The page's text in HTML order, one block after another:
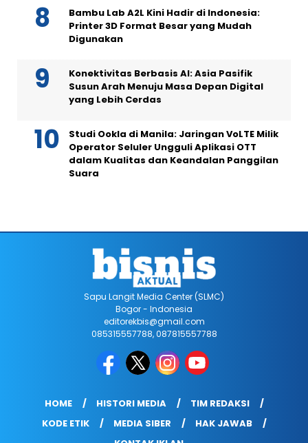
Bambu Lab A2L Kini Hadir di Indonesia:
Printer 3D Format Besar yang Mudah
Digunakan
Konektivitas Berbasis AI: Asia Pasifik
Susun Arah Menuju Masa Depan Digital
yang Lebih Cerdas
Studi Ookla di Manila: Jaringan VoLTE Milik
Operator Seluler Ungguli Aplikasi OTT
dalam Kualitas dan Keandalan Panggilan
Suara
Sapu Langit Media Center (SLMC)
Bogor - Indonesia
editorekbis@gmail.com
085315557788, 087815557788
HOME HISTORI MEDIA
TIM REDAKSI
KODE ETIK
MEDIA SIBER
HAK JAWAB